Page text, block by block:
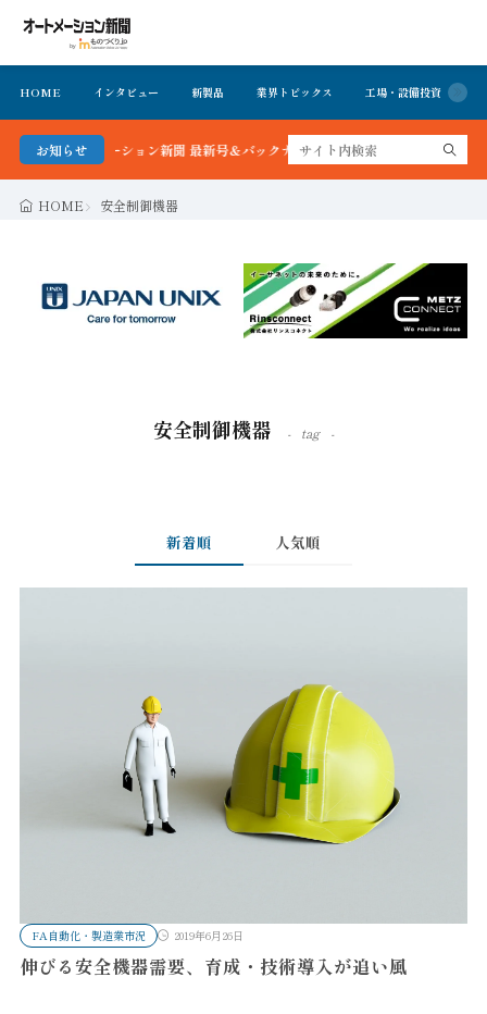
HOME インタビュー 新製品 業界トピックス 工場・設備投資
お知らせ
オートメーション新聞 最新号＆バックナンバーを無料で公開中 詳細はこちら
HOME 安全制御機器
安全制御機器 tag
新着順 人気順
FA自動化・製造業市況 2019年6月26日
伸びる安全機器需要、育成・技術導入が追い風